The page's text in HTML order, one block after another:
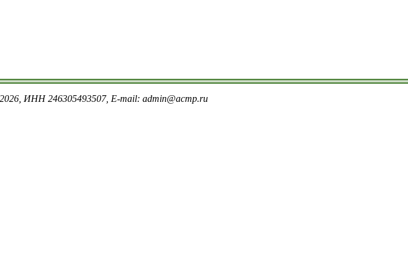
2026, ИНН 246305493507, E-mail: admin@acmp.ru